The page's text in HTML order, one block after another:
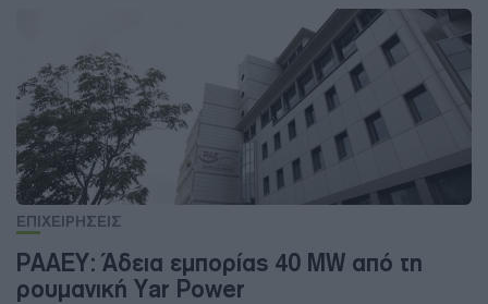
ΕΠΙΧΕΙΡΗΣΕΙΣ
ΡΑΑΕΥ: Άδεια εμπορίας 40 MW από τη
ρουμανική Yar Power